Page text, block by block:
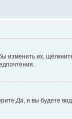
изменить их,
Да , и вы будете